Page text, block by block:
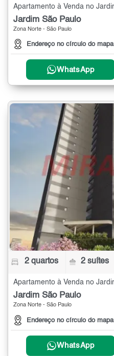
Jardim São Paulo
Zona Norte - São Paulo
Endereço no círculo do mapa
WhatsApp
2 quartos 2 suítes
Jardim São Paulo
Zona Norte - São Paulo
Endereço no círculo do mapa
WhatsApp